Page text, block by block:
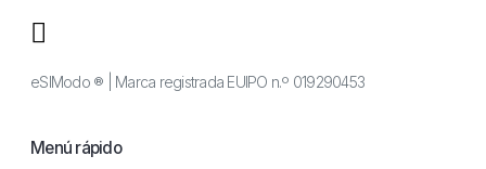
eSIModo ® | Marca registrada EUIPO n.º 019290453
Menú rápido